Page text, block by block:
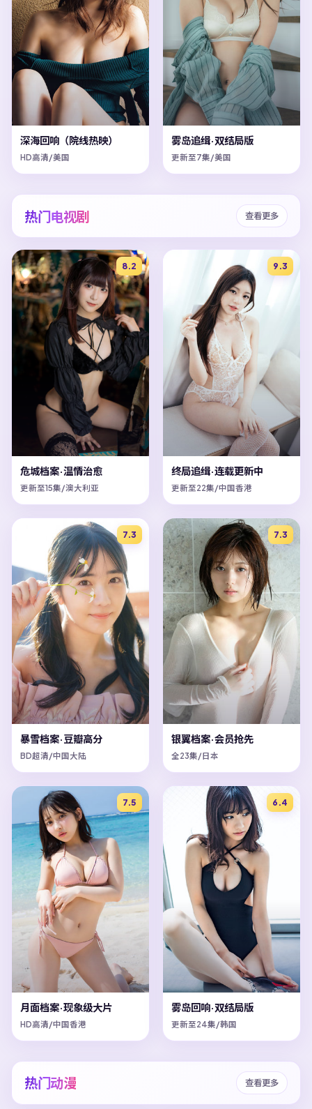
深海回响（院线热映）
HD高清/美国
雾岛追缉·双结局版
更新至7集/美国
热门电视剧 查看更多
8.2
危城档案·温情治愈
更新至15集/澳大利亚
9.3
终局追缉·连载更新中
更新至22集/中国香港
7.3
暴雪档案·豆瓣高分
BD超清/中国大陆
7.3
银翼档案·会员抢先
全23集/日本
7.5
月面档案·现象级大片
HD高清/中国香港
6.4
雾岛回响·双结局版
更新至24集/韩国
热门动漫 查看更多